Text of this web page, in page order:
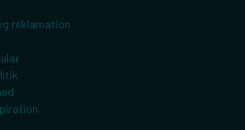
reklamation